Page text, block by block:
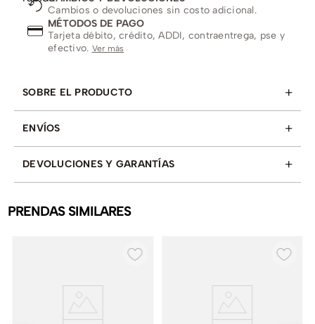
Cambios o devoluciones sin costo adicional.
MÉTODOS DE PAGO
Tarjeta débito, crédito, ADDI, contraentrega, pse y
efectivo. Ver más
SOBRE EL PRODUCTO +
ENVÍOS +
DEVOLUCIONES Y GARANTÍAS +
PRENDAS SIMILARES